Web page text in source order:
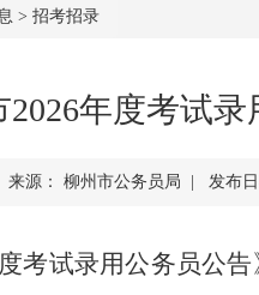
便
查
> 招考招录
2026年度考试
来源： 柳州市公务员局 | 发布日
考试录用公务员公